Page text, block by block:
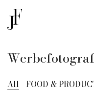
All FOOD &